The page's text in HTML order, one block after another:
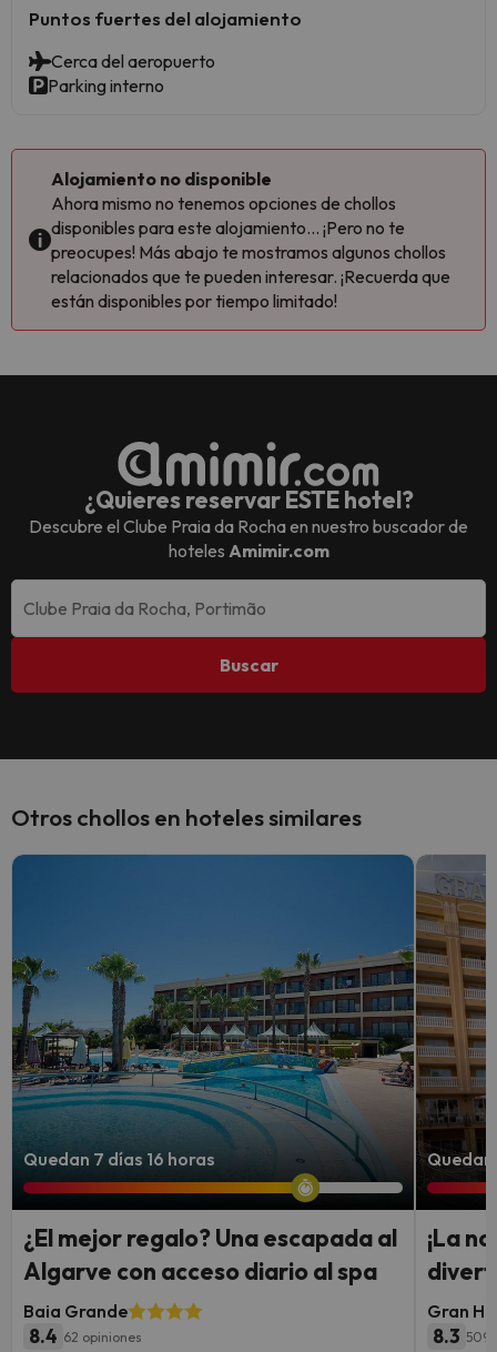
Puntos fuertes del alojamiento
Cerca del aeropuerto
Parking interno
Alojamiento no disponible
Ahora mismo no tenemos opciones de chollos
disponibles para este alojamiento... ¡Pero no te
preocupes! Más abajo te mostramos algunos chollos
relacionados que te pueden interesar. ¡Recuerda que
están disponibles por tiempo limitado!
¿Quieres reservar ESTE hotel?
Descubre el Clube Praia da Rochaen nuestro buscador de
hoteles Amimir.com
Buscar
Otros chollos en hoteles similares
Quedan 7 días 16 horas
¿El mejor regalo? Una escapada al
Algarve con acceso diario al spa
Baia Grande
8.4 62 opiniones
Quedan
¡La
Gran
8.3